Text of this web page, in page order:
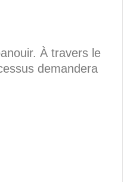
À travers le
demandera